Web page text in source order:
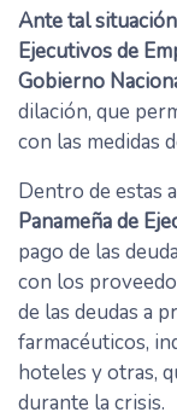
Ante tal
Ejecutivos de
Gobierno
dilación, que
con las medidas
Dentro de estas
Panameña de
pago de las
con los
de las deudas a
farmacéuticos,
hoteles y otras,
durante la crisis.